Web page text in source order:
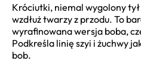
Króciutki, niemal wygolony
wzdłuż twarzy z przodu. To
wyrafinowana wersja boba,
Podkreśla linię szyi i żuchwy
bob.